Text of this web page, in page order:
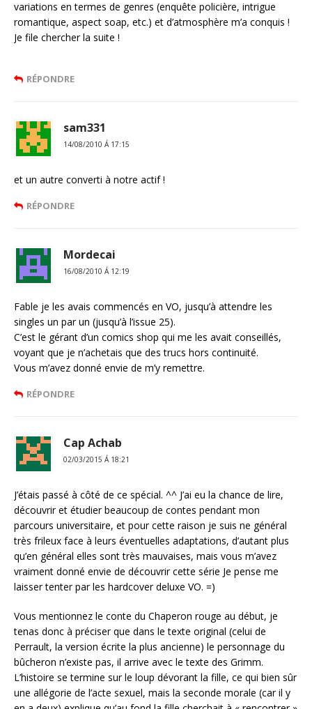
variations en termes de genres (enquête policière, intrigue
romantique, aspect soap, etc.) et d’atmosphère m’a conquis !
Je file chercher la suite !
RÉPONDRE
sam331
14/08/2010 Á 17:15
et un autre converti à notre actif !
RÉPONDRE
Mordecai
16/08/2010 Á 12:19
Fable je les avais commencés en VO, jusqu’à attendre les
singles un par un (jusqu’à l’issue 25).
C’est le gérant d’un comics shop qui me les avait conseillés,
voyant que je n’achetais que des trucs hors continuité.
Vous m’avez donné envie de m’y remettre.
RÉPONDRE
Cap Achab
02/03/2015 Á 18:21
J’étais passé à côté de ce spécial. ^^ J’ai eu la chance de lire,
découvrir et étudier beaucoup de contes pendant mon
parcours universitaire, et pour cette raison je suis ne général
très frileux face à leurs éventuelles adaptations, d’autant plus
qu’en général elles sont très mauvaises, mais vous m’avez
vraiment donné envie de découvrir cette série Je pense me
laisser tenter par les hardcover deluxe VO. =)
Vous mentionnez le conte du Chaperon rouge au début, je
tenas donc à préciser que dans le texte original (celui de
Perrault, la version écrite la plus ancienne) le personnage du
bûcheron n’existe pas, il arrive avec le texte des Grimm.
L’histoire se termine sur le loup dévorant la fille, ce qui bien sûr
une allégorie de l’acte sexuel, mais la seconde morale (car il y